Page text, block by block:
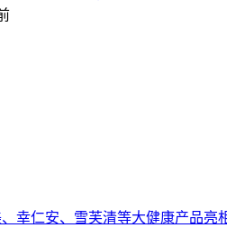
幸仁安、雪芙清等大健康产品亮